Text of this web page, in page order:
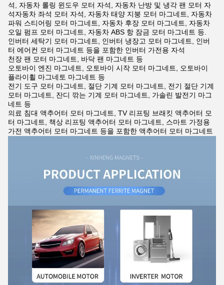
석, 자동차 롤링 윈도우 모터 자석, 자동차 난방 및 냉각 팬 모터 자
석자동차 좌석 모터 자석, 자동차 태양 지붕 모터 마그네트, 자동차
파워 스티어링 모터 마그네트, 자동차 후장 모터 마그네트, 자동차
오일 펌프 모터 마그네트, 자동차 ABS 항 잠금 모터 마그네트 등.
인버터 세탁기 모터 마그네트, 인버터 냉장고 모터 마그네트, 인버
터 에어컨 모터 마그네트 등을 포함한 인버터 가전용 자석
천장 팬 모터 마그네트, 바닥 팬 마그네트 등
오토바이 엔진 마그네트, 오토바이 시작 모터 마그네트, 오토바이
플라이휠 마그네토 마그네트 등
전기 도구 모터 마그네트, 절단 기계 모터 마그네트, 전기 절단 기계
모터 마그네트, 잔디 깎는 기계 모터 마그네트, 가솔린 발전기 마그
네트 등
의료 침대 액추어터 모터 마그네트, TV 리프팅 브래킷 액추어터 모
터 마그네트, 책상 리프팅 액추어터 모터 마그네트, 스마트 가정용
가전 액추어터 모터 마그네트 등을 포함한 액추어터 모터 마그네트